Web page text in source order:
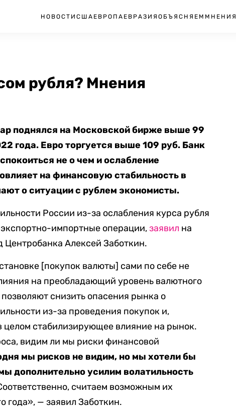
НОВОСТИ США ЕВРОПА ЕВРАЗИЯ ОБЪЯСНЯЕМ МНЕНИЯ
рубля? Мнения
поднялся на Московской бирже выше 99
года. Евро торгуется выше 109 руб. Банк
не о чем и ослабление
на финансовую стабильность в
о ситуации с рублем экономисты.
России из-за ослабления курса рубля
импортные операции,заявил на
Алексей Заботкин.
[покупок валюты] сами по себе не
на преобладающий уровень валютного
снизить опасения рынка о
из-за проведения покупок и,
целом стабилизирующее влияние на рынок.
видим ли мы риски финансовой
мы рисков не видим, но мы хотели бы
дополнительно усилим волатильность
считаем возможным их
года», — заявил Заботкин.